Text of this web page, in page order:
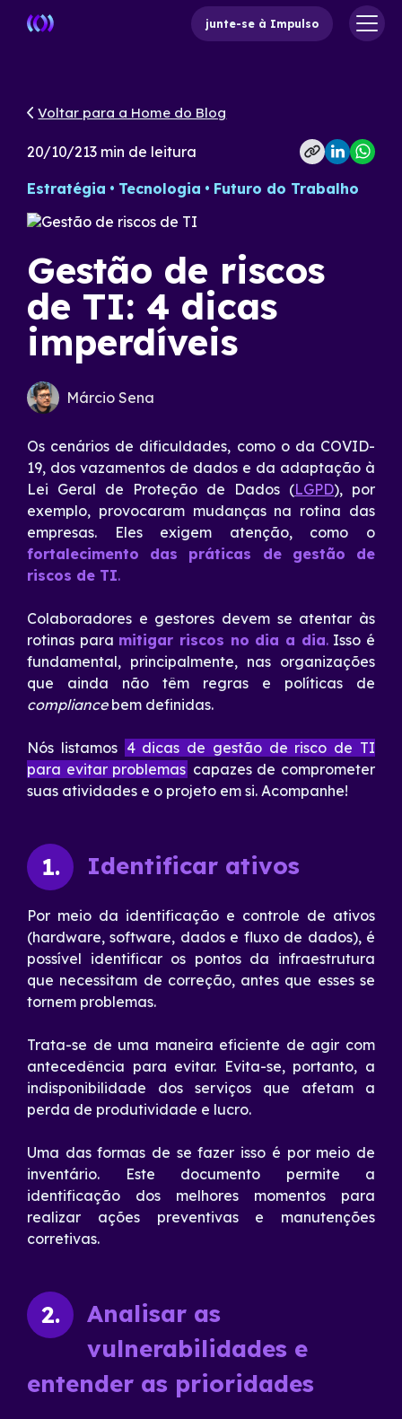
junte-se à Impulso
Voltar para a Home do Blog
20/10/213 min de leitura
Estratégia Tecnologia Futuro do Trabalho
Gestão de riscos
de TI: 4 dicas
imperdíveis
Márcio Sena
Os cenários de dificuldades, como o da COVID-
19, dos vazamentos de dados e da adaptação à
Lei Geral de Proteção de Dados (LGPD), por
exemplo, provocaram mudanças na rotina das
empresas. Eles exigem atenção, como o
fortalecimento das práticas de gestão de
riscos de TI.
Colaboradores e gestores devem se atentar às
rotinas para mitigar riscos no dia a dia.Isso é
fundamental, principalmente, nas organizações
que ainda não têm regras e políticas de
compliancebem definidas.
Nós listamos 4 dicas de gestão de risco de TI
para evitar problemas capazes de comprometer
suas atividades e o projeto em si. Acompanhe!
1. Identificar ativos
Por meio da identificação e controle de ativos
(hardware, software, dados e fluxo de dados), é
possível identificar os pontos da infraestrutura
que necessitam de correção, antes que esses se
tornem problemas.
Trata-se de uma maneira eficiente de agir com
antecedência para evitar. Evita-se, portanto, a
indisponibilidade dos serviços que afetam a
perda de produtividade e lucro.
Uma das formas de se fazer isso é por meio de
inventário. Este documento permite a
identificação dos melhores momentos para
realizar ações preventivas e manutenções
corretivas.
2.
Analisar as
vulnerabilidades e
entender as prioridades